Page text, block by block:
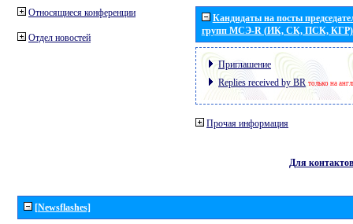
Относящиеся конференции
Отдел новостей
Кандидаты на посты
групп МСЭ-R (ИК, СК, ПСК, КГР)
Приглашение
Replies received by BR только на
Прочая информация
Для контактов
[Newsflashes]